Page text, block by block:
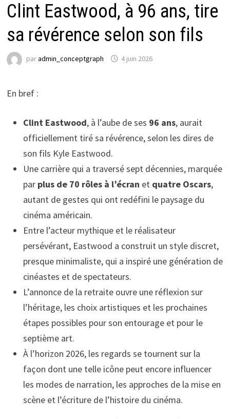
Clint Eastwood, à 96 ans, tire
sa révérence selon son fils
paradmin_conceptgraph 4 juin 2026
En bref :
Clint Eastwood, à l’aube de ses 96 ans, aurait
officiellement tiré sa révérence, selon les dires de
son fils Kyle Eastwood.
Une carrière qui a traversé sept décennies, marquée
par plus de 70 rôles à l’écran et quatre Oscars,
autant de gestes qui ont redéfini le paysage du
cinéma américain.
Entre l’acteur mythique et le réalisateur
persévérant, Eastwood a construit un style discret,
presque minimaliste, qui a inspiré une génération de
cinéastes et de spectateurs.
L’annonce de la retraite ouvre une réflexion sur
l’héritage, les choix artistiques et les prochaines
étapes possibles pour son entourage et pour le
septième art.
À l’horizon 2026, les regards se tournent sur la
façon dont une telle icône peut encore influencer
les modes de narration, les approches de la mise en
scène et l’écriture de l’histoire du cinéma.